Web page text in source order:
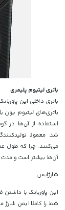
باتری لیتیوم پلیمری
باتری داخلی این
باتری‌های لیتیوم یون
استفاده از آن‌ها در
شد. معمولا
می‌کنند. چرا که طول
آن‌ها بیشتر است و مدت
شارژایمن
این پاوربانک با
شما را کاملا ایمن شارژ